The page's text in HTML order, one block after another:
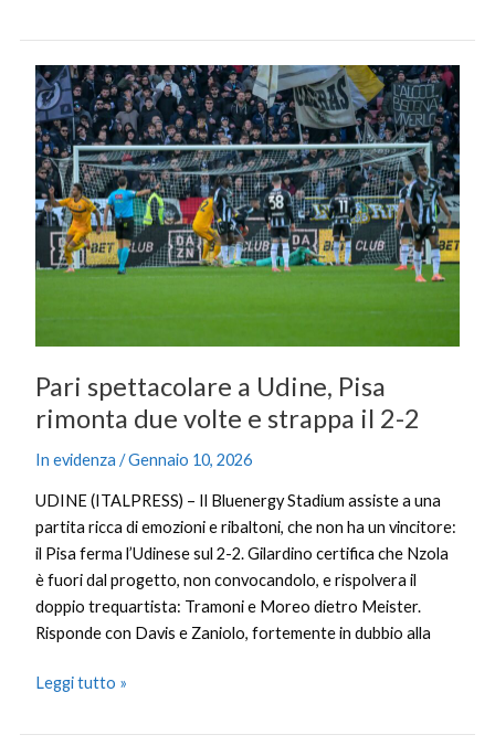
Pari spettacolare a Udine, Pisa
rimonta due volte e strappa il 2-2
In evidenza /Gennaio 10, 2026
UDINE (ITALPRESS) – Il Bluenergy Stadium assiste a una
partita ricca di emozioni e ribaltoni, che non ha un vincitore:
il Pisa ferma l’Udinese sul 2-2. Gilardino certifica che Nzola
è fuori dal progetto, non convocandolo, e rispolvera il
doppio trequartista: Tramoni e Moreo dietro Meister.
Risponde con Davis e Zaniolo, fortemente in dubbio alla
Pari
spettacolare
a
Udine,
Pisa
rimonta
due
volte
strappa
2
Leggi tutto »